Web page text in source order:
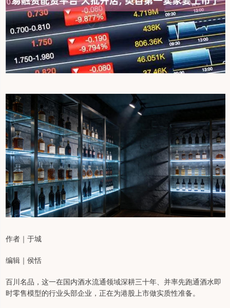
作者｜于城
编辑｜侯恬
百川名品，这一在国内酒水流通领域深耕三十年、并率先跑通酒水即
时零售模型的行业头部企业，正在为港股上市做实质性准备。